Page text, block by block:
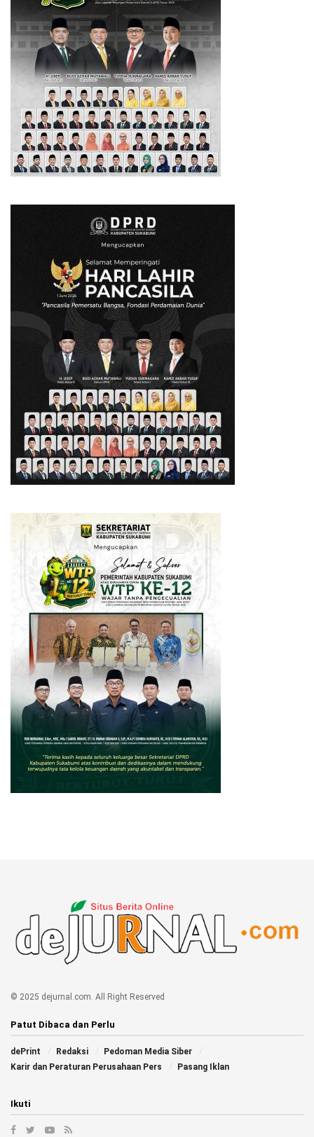
© 2025 dejurnal.com. All Right Reserved
Patut Dibaca dan Perlu
dePrint Redaksi
Pedoman Media Siber
Karir dan Peraturan Perusahaan Pers
Pasang Iklan
Ikuti